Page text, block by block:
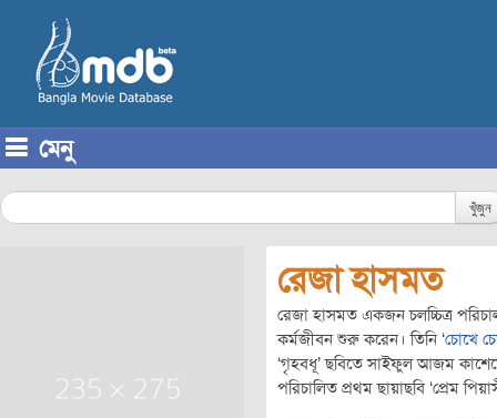
মেনু
খুঁজুন
রেজা হাসমত
রেজা হাসমত একজন চলচ্চিত্র
কর্মজীবন শুরু করেন। তিনি ‘চোখে
‘গৃহবধূ’ ছবিতে সাইফুল আজম
পরিচালিত প্রথম ছায়াছবি ‘প্রেম